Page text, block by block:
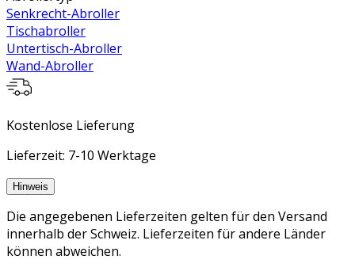
Senkrecht-Abroller
Tischabroller
Untertisch-Abroller
Wand-Abroller
Kostenlose Lieferung
Lieferzeit: 7-10 Werktage
Hinweis
Die angegebenen Lieferzeiten gelten für den Versand
innerhalb der Schweiz. Lieferzeiten für andere Länder
können abweichen.